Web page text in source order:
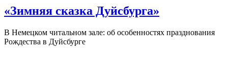
«Зимняя сказка Дуйсбурга»
В Немецком читальном зале: об особенностях празднования
Рождества в Дуйсбурге